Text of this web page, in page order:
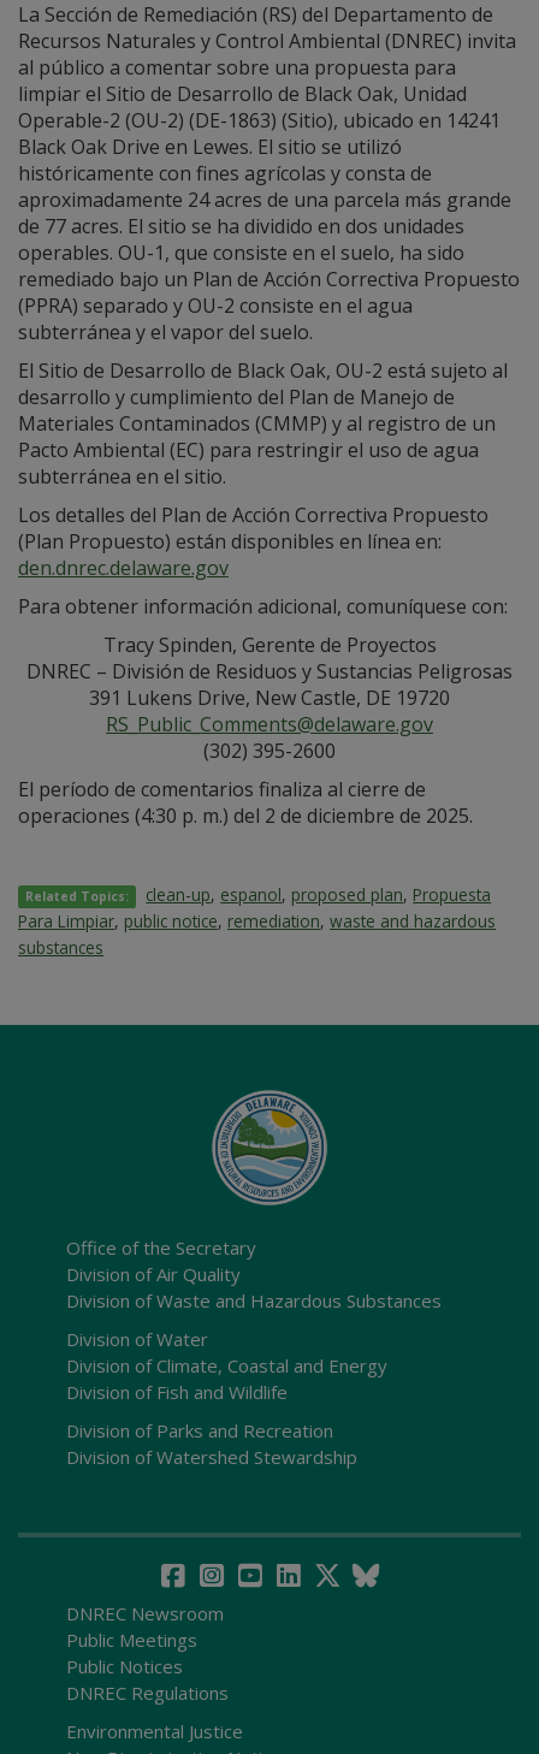
La Sección de Remediación (RS) del Departamento de
Recursos Naturales y Control Ambiental (DNREC) invita
al público a comentar sobre una propuesta para
limpiar el Sitio de Desarrollo de Black Oak, Unidad
Operable-2 (OU-2) (DE-1863) (Sitio), ubicado en 14241
Black Oak Drive en Lewes. El sitio se utilizó
históricamente con fines agrícolas y consta de
aproximadamente 24 acres de una parcela más grande
de 77 acres. El sitio se ha dividido en dos unidades
operables. OU-1, que consiste en el suelo, ha sido
remediado bajo un Plan de Acción Correctiva Propuesto
(PPRA) separado y OU-2 consiste en el agua
subterránea y el vapor del suelo.
El Sitio de Desarrollo de Black Oak, OU-2 está sujeto al
desarrollo y cumplimiento del Plan de Manejo de
Materiales Contaminados (CMMP) y al registro de un
Pacto Ambiental (EC) para restringir el uso de agua
subterránea en el sitio.
Los detalles del Plan de Acción Correctiva Propuesto
(Plan Propuesto) están disponibles en línea en:
den.dnrec.delaware.gov
Para obtener información adicional, comuníquese con:
Tracy Spinden, Gerente de Proyectos
DNREC – División de Residuos y Sustancias Peligrosas
391 Lukens Drive, New Castle, DE 19720
RS_Public_Comments@delaware.gov
(302) 395-2600
El período de comentarios finaliza al cierre de
operaciones (4:30 p. m.) del 2 de diciembre de 2025.
Related Topics: clean-up, espanol, proposed plan, Propuesta
Para Limpiar, public notice, remediation, waste and hazardous
substances
Office of the Secretary
Division of Air Quality
Division of Waste and Hazardous Substances
Division of Water
Division of Climate, Coastal and Energy
Division of Fish and Wildlife
Division of Parks and Recreation
Division of Watershed Stewardship
DNREC Newsroom
Public Meetings
Public Notices
DNREC Regulations
Environmental Justice